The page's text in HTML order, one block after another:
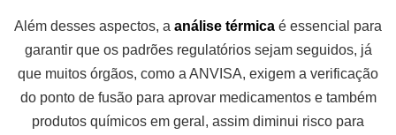
Além desses aspectos, a análise térmica é essencial para
garantir que os padrões regulatórios sejam seguidos, já
que muitos órgãos, como a ANVISA, exigem a verificação
do ponto de fusão para aprovar medicamentos e também
produtos químicos em geral, assim diminui risco para